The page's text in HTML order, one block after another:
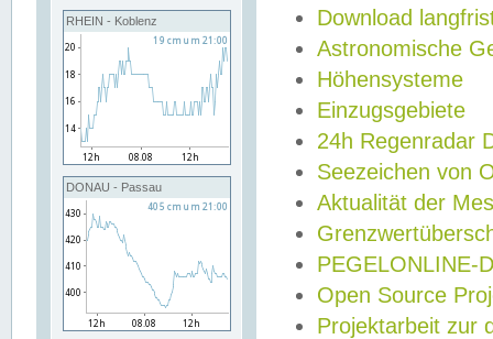
RHEIN - Koblenz
DONAU - Passau
Download
Astronomische
Höhensysteme
Einzugsgebiete
24h Regenradar
Seezeichen von
Aktualität der
PEGELONLINE-
Open Source
Projektarbeit zur